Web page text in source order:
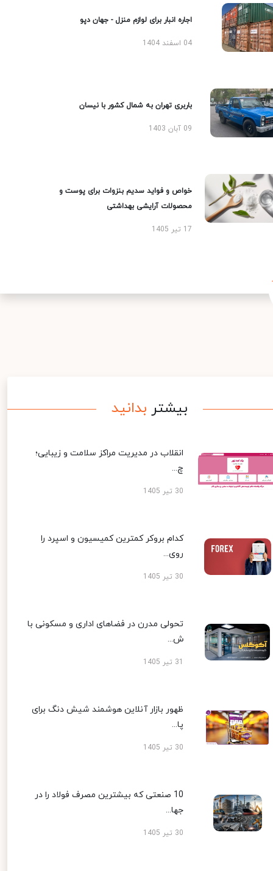
اجاره انبار برای لوازم منزل - جهان دپو
04 اسفند 1404
باربری تهران به شمال کشور با نیسان
09 آبان 1403
خواص و فواید سدیم بنزوات برای پوست و
محصولات آرایشی بهداشتی
17 تیر 1405
بیشتر بدانید
انقلاب در مدیریت مراکز سلامت و زیبایی؛
چ...
30 تیر 1405
کدام بروکر کمترین کمیسیون و اسپرد را
روی...
30 تیر 1405
تحولی مدرن در فضاهای اداری و مسکونی با
ش...
ظهور بازار آنلاین هوشمند شیش دنگ برای
پا...
30 تیر 1405
10 صنعتی که بیشترین مصرف فولاد را در
جها...
30 تیر 1405